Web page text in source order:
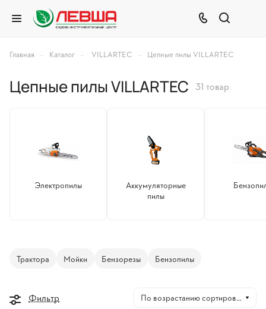
Главная – Каталог – VILLARTEC – Цепные пилы VILLARTEC
Цепные пилы VILLARTEC 31 товар
Электропилы
Аккумуляторные
пилы
Трактора Мойки Бензорезы Бензопилы
Фильтр По возрастанию сортировки